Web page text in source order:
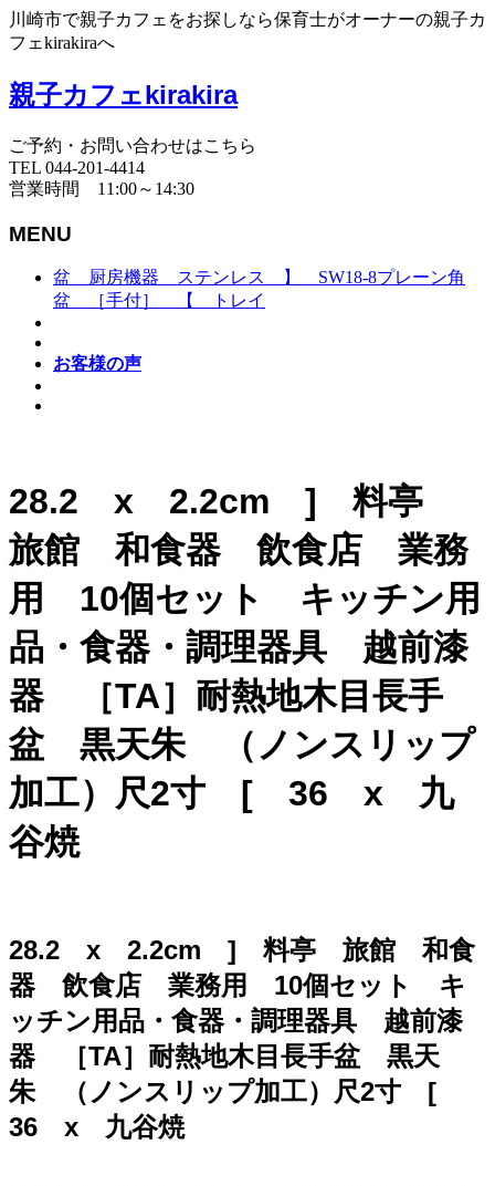
川崎市で親子カフェをお探しなら保育士がオーナーの親子カ
フェkirakiraへ
親子カフェkirakira
ご予約・お問い合わせはこちら
TEL 044-201-4414
営業時間 11:00～14:30
MENU
盆 厨房機器 ステンレス 】 SW18-8プレーン角
盆 ［手付］ 【 トレイ
お客様の声
28.2 x 2.2cm ] 料亭
旅館 和食器 飲食店 業務
用 10個セット キッチン用
品・食器・調理器具 越前漆
器 ［TA］耐熱地木目長手
盆 黒天朱 （ノンスリップ
加工）尺2寸 [ 36 x 九
谷焼
28.2 x 2.2cm ] 料亭 旅館 和食
器 飲食店 業務用 10個セット キ
ッチン用品・食器・調理器具 越前漆
器 ［TA］耐熱地木目長手盆 黒天
朱 （ノンスリップ加工）尺2寸 [
36 x 九谷焼